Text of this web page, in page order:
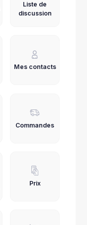
Liste de
discussion
Mes contacts
Commandes
Prix